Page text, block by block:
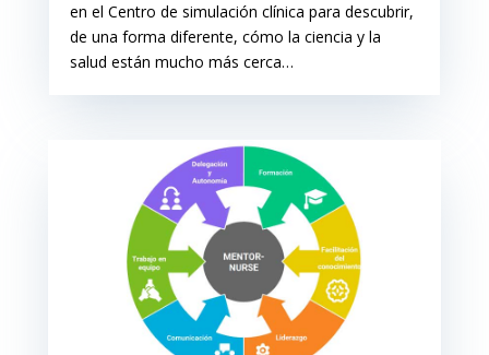
en el Centro de simulación clínica para descubrir,
de una forma diferente, cómo la ciencia y la
salud están mucho más cerca…